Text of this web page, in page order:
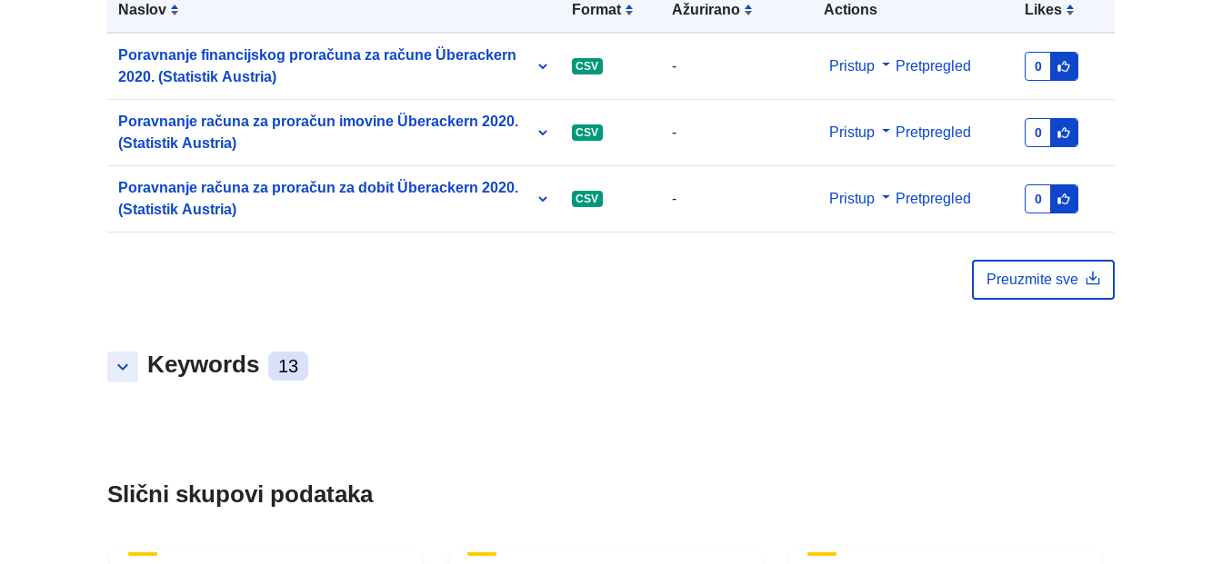
Naslov Formаt Ažurirano Actions Likes
Poravnanje financijskog proračuna za račune Überackern
2020. (Statistik Austria)
CSV - Pristup Pretpregled 0
Poravnanje računa za proračun imovine Überackern 2020.
(Statistik Austria)
CSV - Pristup Pretpregled 0
Poravnanje računa za proračun za dobit Überackern 2020.
(Statistik Austria)
CSV - Pristup Pretpregled 0
Preuzmite sve
keyboard_arrow_down Keywords 13
Slični skupovi podataka